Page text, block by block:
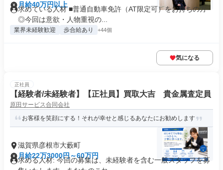
月給40万円以上
求めている人材 ■普通自動車免許（AT限定可）をお持ちの方
◎今回は意欲・人物重視の...
業界未経験歓迎 歩合給あり +44個
気になる
正社員
【経験者/未経験者】【正社員】買取大吉 貴金属査定員
原田サービス合同会社
お客様を笑顔にする！それが幸せと感じるあなたにお勧めします
滋賀県彦根市大藪町
月給22万3000円～60万円
求める人材: 今回の募集は、未経験者を含む一般スタッフを募